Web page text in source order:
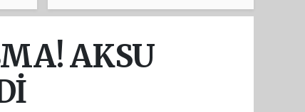
Yatırıldı
AKSU